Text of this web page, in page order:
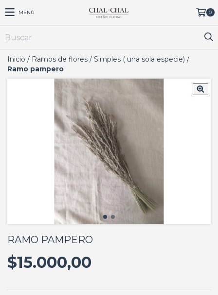
MENÚ 0
Inicio / Ramos de flores / Simples ( una sola especie) /
Ramo pampero
RAMO PAMPERO
$15.000,00